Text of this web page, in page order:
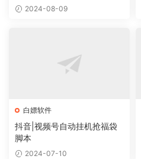
2024-08-09
白嫖软件
抖音|视频号自动挂机抢福袋
脚本
2024-07-10